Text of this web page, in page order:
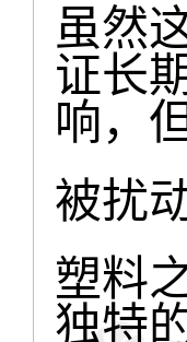
虽然
证长
响，
被扰
塑料
独特